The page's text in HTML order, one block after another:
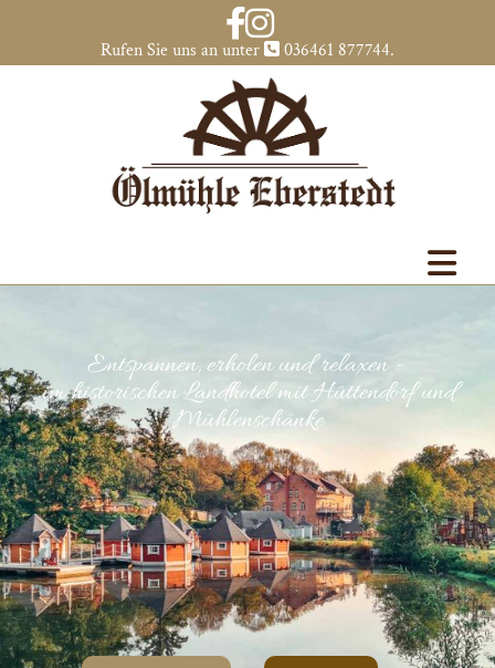
Rufen Sie uns an unter  036461 877744.
Entspannen, erholen und relaxen -
im historischen Landhotel mit Hüttendorf und
Mühlenschänke